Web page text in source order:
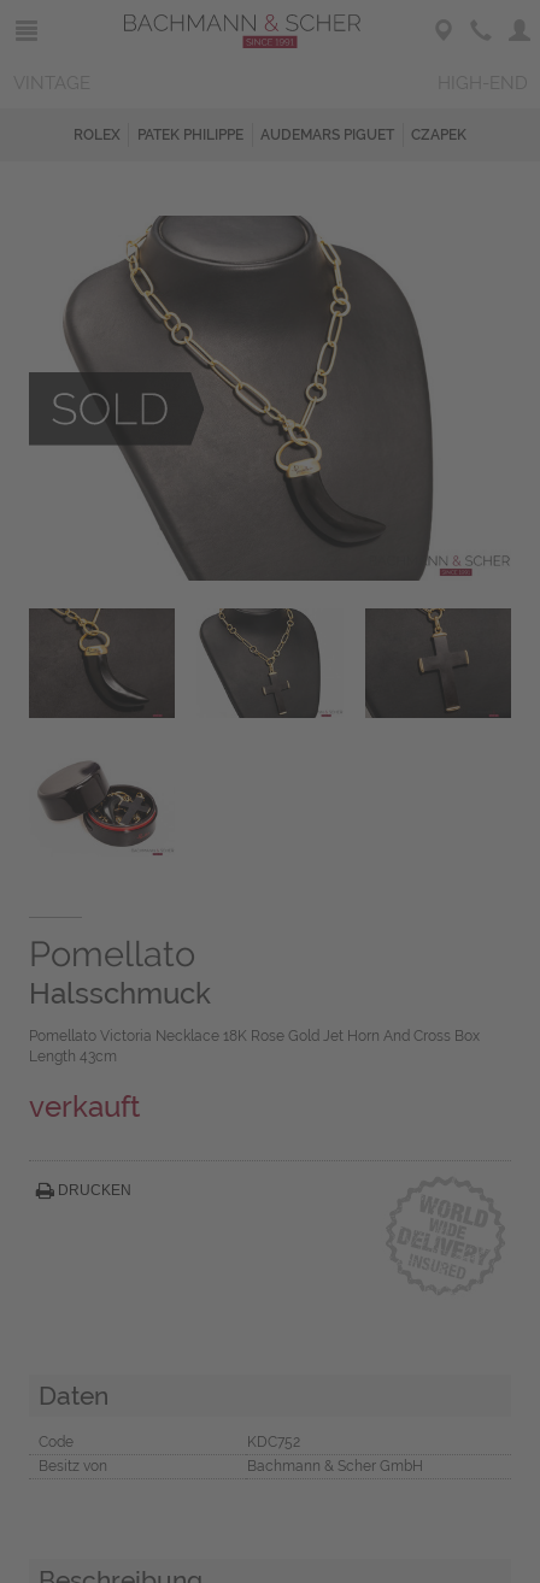
ROLEX PATEK PHILIPPE AUDEMARS PIGUET CZAPEK
Pomellato
Halsschmuck
Pomellato Victoria Necklace 18K Rose Gold Jet Horn And Cross Box
Length 43cm
verkauft
DRUCKEN
Daten
Code
KDC752
Besitz von
Bachmann & Scher GmbH